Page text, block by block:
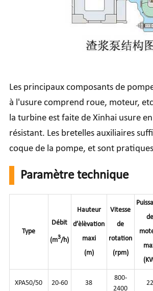
Les principaux composants de
à l'usure comprend roue, moteur,
la turbine est faite de Xinhai usure
résistant. Les bretelles auxiliaires
coque de la pompe, et sont
Paramètre technique
Type
Débit
(m3/h)
Hauteur
d’èlèvation
maxi
(m)
Vitesse
de
rotation
(rpm)
de
XPA50/50 20-60 38
800-
2400
22